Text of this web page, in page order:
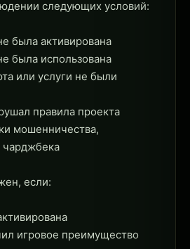
следующих условий:
была активирована
была использована
или услуги не были
правила проекта
мошенничества,
чарджбека
если:
игровое преимущество